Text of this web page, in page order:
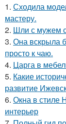
1. Сходила
мастеру.
2. Шли с мужем с
3. Она вскрыла
просто к чаю.
4. Царга в
5. Какие
развитие
6. Окна в стиле
интерьер